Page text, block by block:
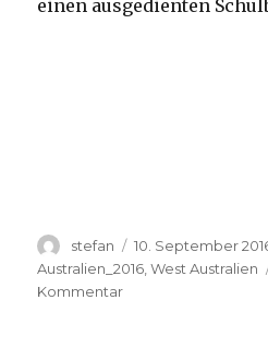
einen ausgedienten
Autor
stefan
Veröffentlicht
am
10. September
Australien_2016 ,West Australien
Kommentarzu